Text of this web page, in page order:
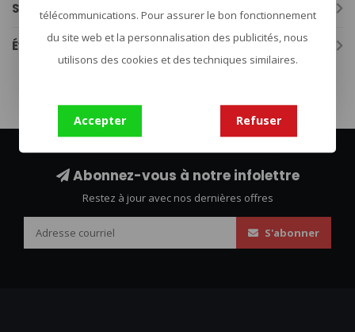
Spécifications
Évaluations
Abonnez-vous à notre infolettre
Restez à jour avec nos dernières offres
S'abonner
télécommunications. Pour assurer le bon fonctionnement
du site web et la personnalisation des publicités, nous
utilisons des cookies et des techniques similaires.
Accepter Refuser